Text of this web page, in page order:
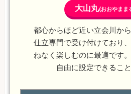
大山丸(おおやま
都心からほど近い立会川か
仕立専門で受け付けており
ねなく楽しむのに最適です
自由に設定できること